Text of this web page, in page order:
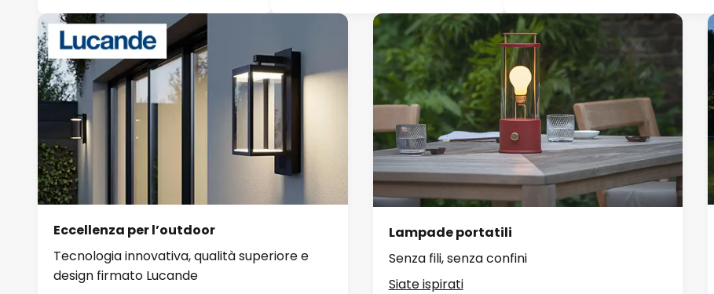
Eccellenza per l’outdoor
Tecnologia innovativa, qualità superiore e
design firmato Lucande
Lampade portatili
Senza fili, senza confini
Siate ispirati